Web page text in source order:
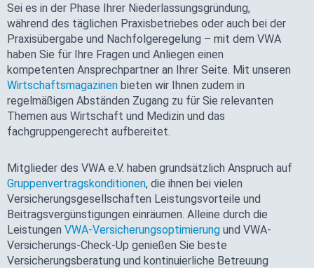
Sei es in der Phase Ihrer Niederlassungsgründung,
während des täglichen Praxisbetriebes oder auch bei der
Praxisübergabe und Nachfolgeregelung – mit dem VWA
haben Sie für Ihre Fragen und Anliegen einen
kompetenten Ansprechpartner an Ihrer Seite. Mit unseren
Wirtschaftsmagazinen bieten wir Ihnen zudem in
regelmäßigen Abständen Zugang zu für Sie relevanten
Themen aus Wirtschaft und Medizin und das
fachgruppengerecht aufbereitet.
Mitglieder des VWA e.V. haben grundsätzlich Anspruch auf
Gruppenvertragskonditionen, die ihnen bei vielen
Versicherungsgesellschaften Leistungsvorteile und
Beitragsvergünstigungen einräumen. Alleine durch die
Leistungen VWA-Versicherungsoptimierung und VWA-
Versicherungs-Check-Up genießen Sie beste
Versicherungsberatung und kontinuierliche Betreuung